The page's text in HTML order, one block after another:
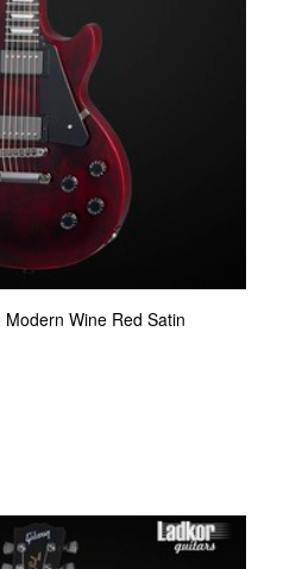
Wine Red Satin